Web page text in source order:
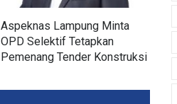
Aspeknas Lampung Minta
OPD Selektif Tetapkan
Pemenang Tender Konstruksi